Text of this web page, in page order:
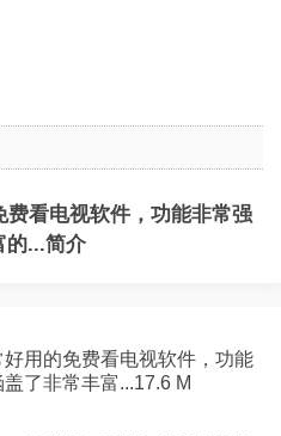
看电视软件，功能非常强
的...简介
用的免费看电视软件，功能
了非常丰富...17.6 M